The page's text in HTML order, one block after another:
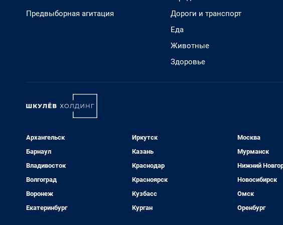
Предвыборная агитация
Дороги и транспорт
Еда
Животные
Здоровье
Архангельск
Барнаул
Владивосток
Волгоград
Воронеж
Екатеринбург
Иркутск
Казань
Краснодар
Красноярск
Кузбасс
Курган
Москва
Мурманск
Нижний
Новосибирск
Омск
Оренбург